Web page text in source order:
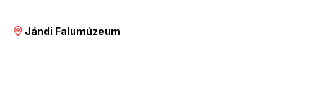
Jándi Falumúzeum